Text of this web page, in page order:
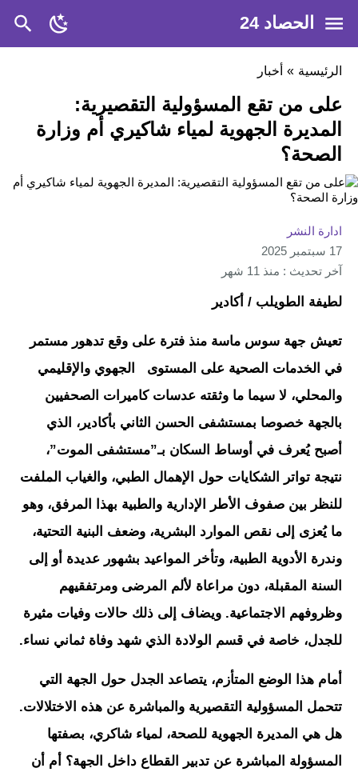
الحصاد 24
الرئيسية » أخبار
على من تقع المسؤولية التقصيرية:
المديرة الجهوية لمياء شاكيري أم وزارة
الصحة؟
ادارة النشر
17 سبتمبر 2025
آخر تحديث : منذ 11 شهر
لطيفة الطويلب / أكادير
تعيش جهة سوس ماسة منذ فترة على وقع تدهور مستمر
في الخدمات الصحية على المستوى الجهوي والإقليمي
والمحلي، لا سيما ما وثقته عدسات كاميرات الصحفيين
بالجهة خصوصا بمستشفى الحسن الثاني بأكادير، الذي
أصبح يُعرف في أوساط السكان بـ”مستشفى الموت”،
نتيجة تواتر الشكايات حول الإهمال الطبي، والغياب الملفت
للنظر بين صفوف الأطر الإدارية والطبية بهذا المرفق، وهو
ما يُعزى إلى نقص الموارد البشرية، وضعف البنية التحتية،
وندرة الأدوية الطبية، وتأخر المواعيد بشهور عديدة أو إلى
السنة المقبلة، دون مراعاة لألم المرضى ومرتفقيهم
وظروفهم الاجتماعية. ويضاف إلى ذلك حالات وفيات مثيرة
للجدل، خاصة في قسم الولادة الذي شهد وفاة ثماني نساء.
أمام هذا الوضع المتأزم، يتصاعد الجدل حول الجهة التي
تتحمل المسؤولية التقصيرية والمباشرة عن هذه الاختلالات.
هل هي المديرة الجهوية للصحة، لمياء شاكري، بصفتها
المسؤولة المباشرة عن تدبير القطاع داخل الجهة؟ أم أن